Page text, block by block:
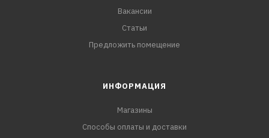
Вакансии
Статьи
Предложить помещение
ИНФОРМАЦИЯ
Магазины
Способы оплаты и доставки